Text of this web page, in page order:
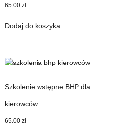
65.00 zł
Dodaj do koszyka
Szkolenie wstępne BHP dla
kierowców
65.00 zł